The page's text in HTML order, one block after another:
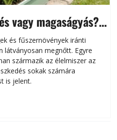
vagy magaságyás?
és fűszernövények iránti
látványosan megnőtt. Egyre
származik az élelmiszer az
sokak számára
is jelent.